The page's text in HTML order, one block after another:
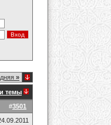
»
темы
#3501